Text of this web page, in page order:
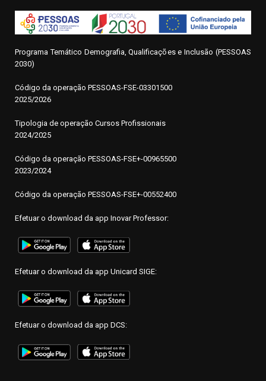
Programa Temático Demografia, Qualificações e Inclusão (PESSOAS
2030)
Código da operação PESSOAS-FSE-03301500
2025/2026
Tipologia de operação Cursos Profissionais
2024/2025
Código da operação PESSOAS-FSE+-00965500
2023/2024
Código da operação PESSOAS-FSE+-00552400
Efetuar o download da app Inovar Professor:
Efetuar o download da app Unicard SIGE:
Efetuar o download da app DCS: